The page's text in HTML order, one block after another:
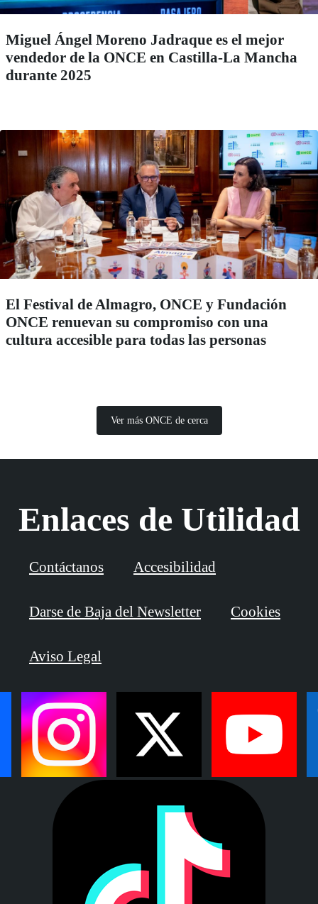
Miguel Ángel Moreno Jadraque es el mejor
vendedor de la ONCE en Castilla-La Mancha
durante 2025
El Festival de Almagro, ONCE y Fundación
ONCE renuevan su compromiso con una
cultura accesible para todas las personas
Ver más ONCE de cerca
Enlaces de Utilidad
Contáctanos Accesibilidad
Darse de Baja del Newsletter Cookies
Aviso Legal